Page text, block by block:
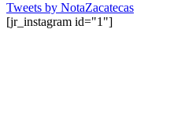
Tweets by NotaZacatecas
[jr_instagram id="1"]